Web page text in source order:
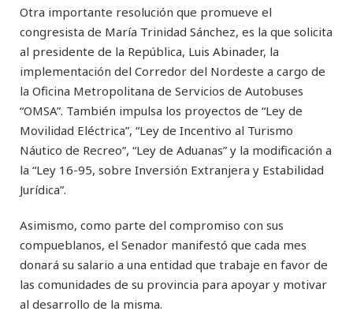
Otra importante resolución que promueve el
congresista de María Trinidad Sánchez, es la que solicita
al presidente de la República, Luis Abinader, la
implementación del Corredor del Nordeste a cargo de
la Oficina Metropolitana de Servicios de Autobuses
“OMSA”. También impulsa los proyectos de “Ley de
Movilidad Eléctrica”, “Ley de Incentivo al Turismo
Náutico de Recreo”, “Ley de Aduanas” y la modificación a
la “Ley 16-95, sobre Inversión Extranjera y Estabilidad
Jurídica”.
Asimismo, como parte del compromiso con sus
compueblanos, el Senador manifestó que cada mes
donará su salario a una entidad que trabaje en favor de
las comunidades de su provincia para apoyar y motivar
al desarrollo de la misma.